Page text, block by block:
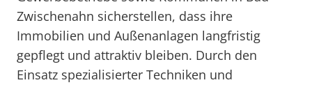
Zwischenahn sicherstellen, dass ihre
Immobilien und Außenanlagen langfristig
gepflegt und attraktiv bleiben. Durch den
Einsatz spezialisierter Techniken und